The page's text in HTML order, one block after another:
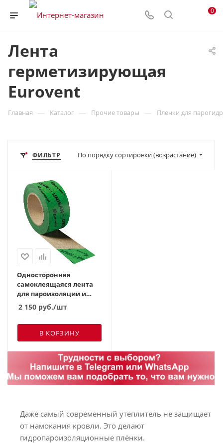
0
Лента
герметизирующая
Eurovent
Главная — Каталог — Прочие товары — Пленки для
ФИЛЬТР По порядку сортировки (возрастание)
Односторонняя
самоклеящаяся лента
для пароизоляции и
мембран Eurovent
UNISAN 60мм*25м
2 150 руб./шт
В КОРЗИНУ
Даже самый современный утеплитель не защищает
от намокания кровли. Это делают
гидропароизоляционные плёнки.